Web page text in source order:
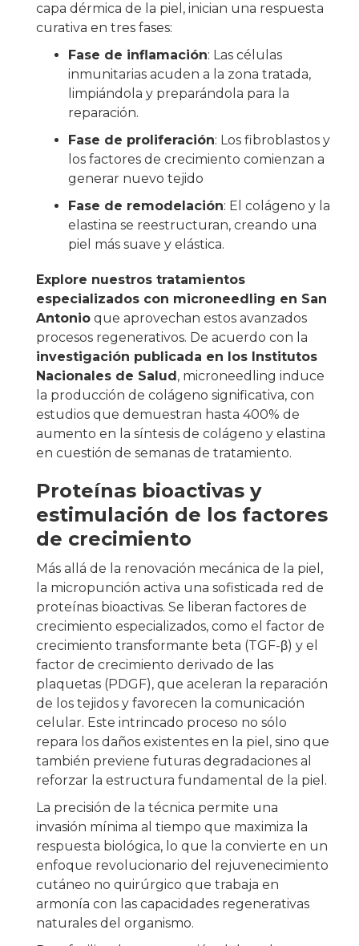
capa dérmica de la piel, inician una respuesta
curativa en tres fases:
Fase de inflamación: Las células
inmunitarias acuden a la zona tratada,
limpiándola y preparándola para la
reparación.
Fase de proliferación: Los fibroblastos y
los factores de crecimiento comienzan a
generar nuevo tejido
Fase de remodelación: El colágeno y la
elastina se reestructuran, creando una
piel más suave y elástica.
Explore nuestros tratamientos
especializados con microneedling en San
Antonio que aprovechan estos avanzados
procesos regenerativos. De acuerdo con la
investigación publicada en los Institutos
Nacionales de Salud , microneedling induce
la producción de colágeno significativa, con
estudios que demuestran hasta 400% de
aumento en la síntesis de colágeno y elastina
en cuestión de semanas de tratamiento.
Proteínas bioactivas y
estimulación de los factores
de crecimiento
Más allá de la renovación mecánica de la piel,
la micropunción activa una sofisticada red de
proteínas bioactivas. Se liberan factores de
crecimiento especializados, como el factor de
crecimiento transformante beta (TGF-β) y el
factor de crecimiento derivado de las
plaquetas (PDGF), que aceleran la reparación
de los tejidos y favorecen la comunicación
celular. Este intrincado proceso no sólo
repara los daños existentes en la piel, sino que
también previene futuras degradaciones al
reforzar la estructura fundamental de la piel.
La precisión de la técnica permite una
invasión mínima al tiempo que maximiza la
respuesta biológica, lo que la convierte en un
enfoque revolucionario del rejuvenecimiento
cutáneo no quirúrgico que trabaja en
armonía con las capacidades regenerativas
naturales del organismo.